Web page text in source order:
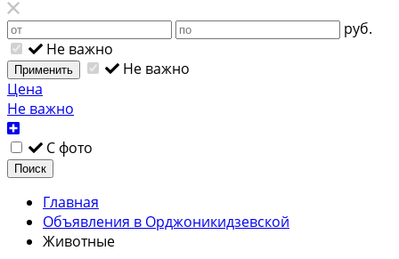
руб.
Не важно
Применить
Не важно
Цена
Не важно
С фото
Поиск
Главная
Объявления в Орджоникидзевской
Животные